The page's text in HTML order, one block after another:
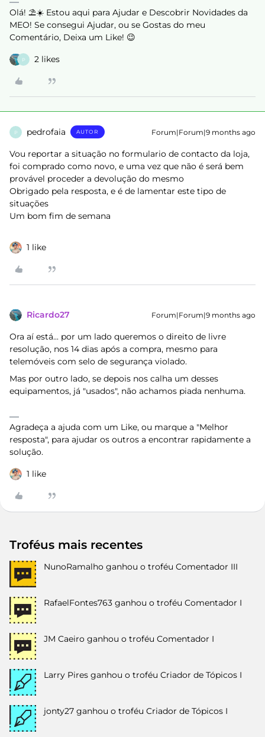
Olá! ⛱️☀️ Estou aqui para Ajudar e Descobrir Novidades da
MEO! Se consegui Ajudar, ou se Gostas do meu
Comentário, Deixa um Like! 😉
P 2 likes
P pedrofaia AUTOR Forum|Forum|9 months ago
Vou reportar a situação no formulario de contacto da loja,
foi comprado como novo, e uma vez que não é será bem
provável proceder a devolução do mesmo
Obrigado pela resposta, e é de lamentar este tipo de
situações
Um bom fim de semana
1 like
Ricardo27 Forum|Forum|9 months ago
Ora aí está... por um lado queremos o direito de livre
resolução, nos 14 dias após a compra, mesmo para
telemóveis com selo de segurança violado.
Mas por outro lado, se depois nos calha um desses
equipamentos, já "usados", não achamos piada nenhuma.
Agradeça a ajuda com um Like, ou marque a "Melhor
resposta", para ajudar os outros a encontrar rapidamente a
solução.
1 like
Troféus mais recentes
NunoRamalho ganhou o troféu Comentador III
RafaelFontes763 ganhou o troféu Comentador I
JM Caeiro ganhou o troféu Comentador I
Larry Pires ganhou o troféu Criador de Tópicos I
jonty27 ganhou o troféu Criador de Tópicos I